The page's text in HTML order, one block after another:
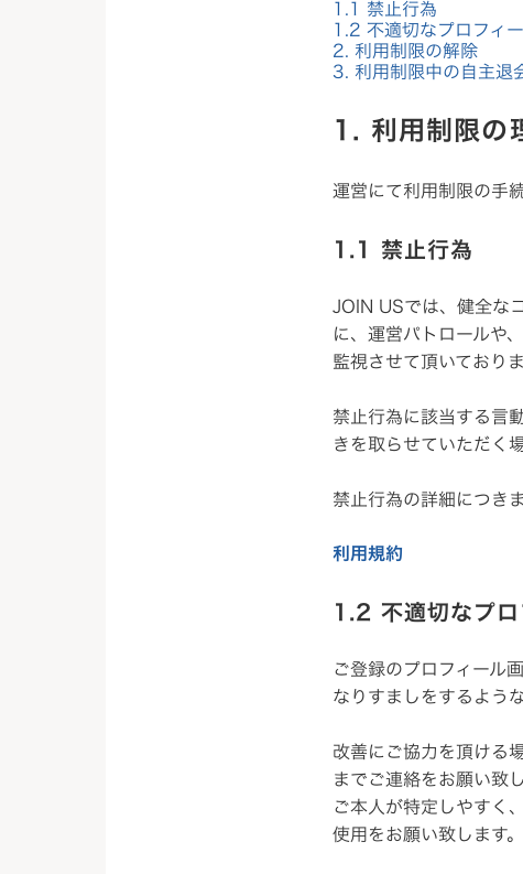
1.1 禁止行為
1.2 不適切なプロフィ
2. 利用制限の解除
3. 利用制限中の自主退
1. 利用制限の
運営にて利用制限の手
1.1 禁止行為
JOIN USでは、健全な
に、運営パトロールや
監視させて頂いておりま
禁止行為に該当する言
きを取らせていただく
禁止行為の詳細につき
利用規約
1.2 不適切なプ
ご登録のプロフィール
なりすましをするよう
改善にご協力を頂ける
までご連絡をお願い致し
ご本人が特定しやすく
使用をお願い致します。